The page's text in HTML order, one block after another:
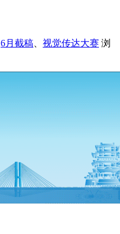
6月截稿 视觉传达大赛 浏